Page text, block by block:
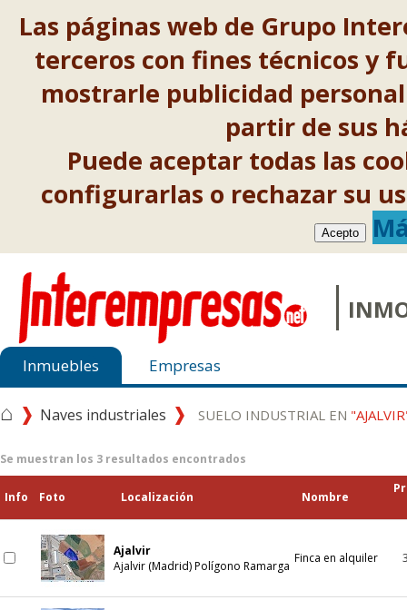
Las páginas web de Grupo
terceros con fines técnicos y
mostrarle publicidad
partir de sus
Puede aceptar todas las
configurarlas o rechazar su
Acepto
Inmuebles Empresas
⌂ Naves industriales SUELO INDUSTRIAL EN
Se muestran los 3 resultados encontrados
Info Foto Localización Nombre
Ajalvir
Ajalvir (Madrid) Polígono Ramarga
Finca en alquiler